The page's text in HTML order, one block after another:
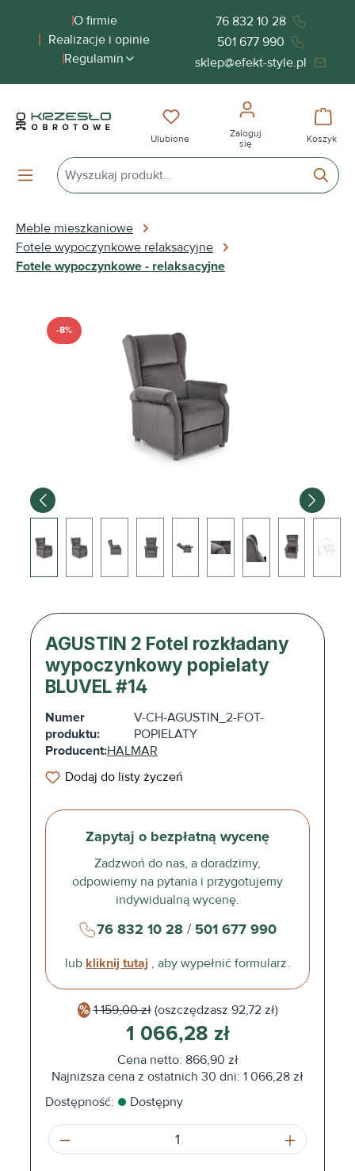
zawartościO firmie
Realizacje i opinie
Regulamin
76 832 10 28
501 677 990
sklep@efekt-style.pl
Masz 0 przedmioty na liście
Ulubione
Zaloguj
się
Koszyk
Meble mieszkaniowe
Fotele wypoczynkowe relaksacyjne
Fotele wypoczynkowe - relaksacyjne
Pomiń galerię zdjęć
-8%
AGUSTIN 2 Fotel rozkładany
wypoczynkowy popielaty
BLUVEL #14
Numer
produktu:
V-CH-AGUSTIN_2-FOT-
POPIELATY
Producent:HALMAR
Dodaj do listy życzeń
Zapytaj o bezpłatną wycenę
Zadzwoń do nas, a doradzimy,
odpowiemy na pytania i przygotujemy
indywidualną wycenę.
76 832 10 28/ 501 677 990
lub kliknij tutaj , aby wypełnić formularz.
1 159,00 zł (oszczędzasz 92,72 zł)
1 066,28 zł
Cena netto: 866,90 zł
Najniższa cena z ostatnich 30 dni: 1 066,28 zł
Dostępność:
Dostępny
Ilość produktu: Wprowadź żądaną